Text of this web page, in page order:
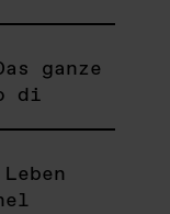
ganze
di